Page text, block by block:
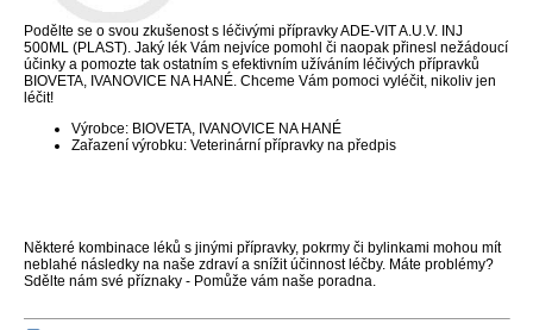
Podělte se o svou zkušenost s léčivými přípravky ADE-VIT A.U.V. INJ
500ML (PLAST). Jaký lék Vám nejvíce pomohl či naopak přinesl nežádoucí
účinky a pomozte tak ostatním s efektivním užíváním léčivých přípravků
BIOVETA, IVANOVICE NA HANÉ. Chceme Vám pomoci vyléčit, nikoliv jen
léčit!
Výrobce: BIOVETA, IVANOVICE NA HANÉ
Zařazení výrobku: Veterinární přípravky na předpis
Některé kombinace léků s jinými přípravky, pokrmy či bylinkami mohou mít
neblahé následky na naše zdraví a snížit účinnost léčby. Máte problémy?
Sdělte nám své příznaky - Pomůže vám naše poradna.